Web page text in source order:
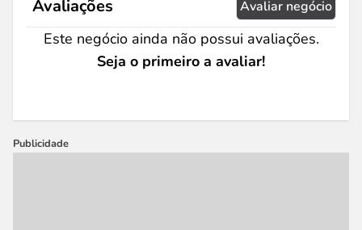
Avaliações Avaliar negócio
Este negócio ainda não possui avaliações.
Seja o primeiro a avaliar!
Publicidade